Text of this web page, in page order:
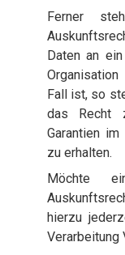
Ferner
Daten an
Fall ist, so
das Recht
Garantien
zu erhalten.
Möchte
hierzu
Verarbeitung